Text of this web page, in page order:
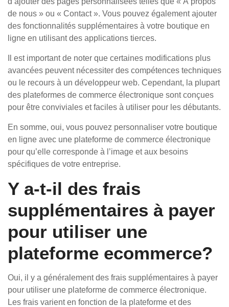
de nous » ou « Contact ». Vous pouvez également ajouter
des fonctionnalités supplémentaires à votre boutique en
ligne en utilisant des applications tierces.
Il est important de noter que certaines modifications plus
avancées peuvent nécessiter des compétences techniques
ou le recours à un développeur web. Cependant, la plupart
des plateformes de commerce électronique sont conçues
pour être conviviales et faciles à utiliser pour les débutants.
En somme, oui, vous pouvez personnaliser votre boutique
en ligne avec une plateforme de commerce électronique
pour qu’elle corresponde à l’image et aux besoins
spécifiques de votre entreprise.
Y a-t-il des frais
supplémentaires à payer
pour utiliser une
plateforme ecommerce?
Oui, il y a généralement des frais supplémentaires à payer
pour utiliser une plateforme de commerce électronique.
Les frais varient en fonction de la plateforme et des